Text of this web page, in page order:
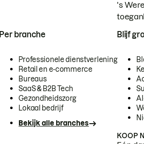
's
Per branche
Professionele dienstverlening
Retail en e-commerce
Bureaus
SaaS & B2B Tech
Gezondheidszorg
Lokaal bedrijf
Bekijk alle branches
Blijf
KOOP